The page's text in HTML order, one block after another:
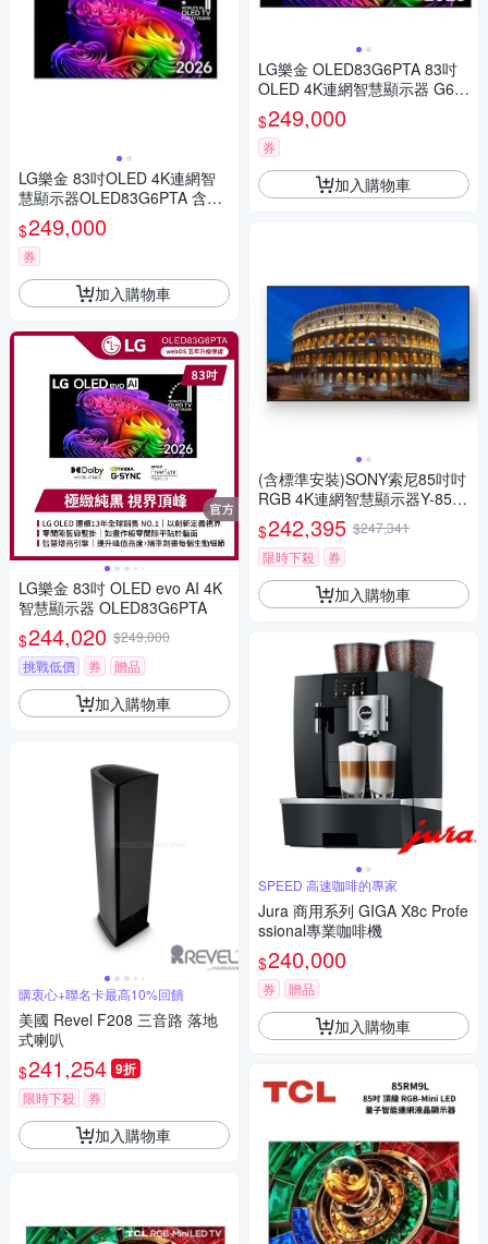
LG樂金 83吋OLED 4K連網智
慧顯示器OLED83G6PTA 含壁
掛安裝+附原廠壁掛架 送7-11
商品卡9800元
$249,000
券
加入購物車
LG樂金 83吋 OLED evo AI 4K
智慧顯示器 OLED83G6PTA
$244,020 $249,000
挑戰低價
券 贈品
加入購物車
購衷心+聯名卡最高10%回饋
美國 Revel F208 三音路 落地
式喇叭
$241,254 9折
限時下殺 券
加入購物車
LG樂金 OLED83G6PTA 83吋
OLED 4K連網智慧顯示器 G6
零間隙藝廊系列 尊榮安裝
$249,000
券
加入購物車
(含標準安裝)SONY索尼85吋吋
RGB 4K連網智慧顯示器Y-85X
R90M2
$242,395 $247,341
限時下殺
券
加入購物車
SPEED 高速咖啡的專家
Jura 商用系列 GIGA X8c Profe
ssional專業咖啡機
$240,000
券 贈品
加入購物車